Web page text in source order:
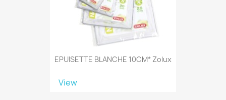
EPUISETTE BLANCHE 10CM* Zolux
View